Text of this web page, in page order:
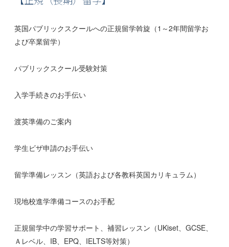
英国パブリックスクールへの正規留学斡旋（1～2年間留学お
よび卒業留学）
パブリックスクール受験対策
入学手続きのお手伝い
渡英準備のご案内
学生ビザ申請のお手伝い
留学準備レッスン（英語および各教科英国カリキュラム）
現地校進学準備コースのお手配
正規留学中の学習サポート、補習レッスン（UKiset、GCSE、
Ａレベル、IB、EPQ、IELTS等対策）